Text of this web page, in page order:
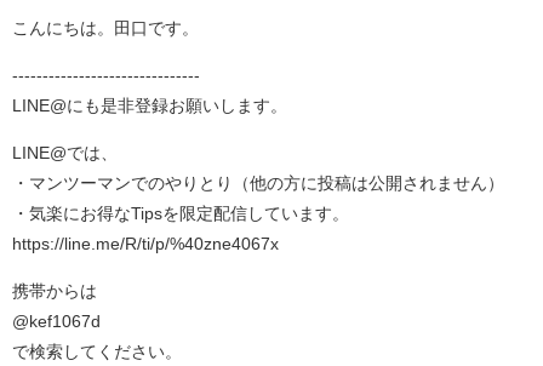
こんにちは。田口です。
-------------------------------
LINE@にも是非登録お願いします。
LINE@では、
・マンツーマンでのやりとり（他の方に投稿は公開されません）
・気楽にお得なTipsを限定配信しています。
https://line.me/R/ti/p/%40zne4067x
携帯からは
@kef1067d
で検索してください。